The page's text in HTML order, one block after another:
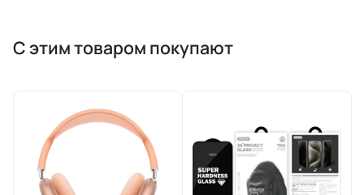
С этим товаром покупают